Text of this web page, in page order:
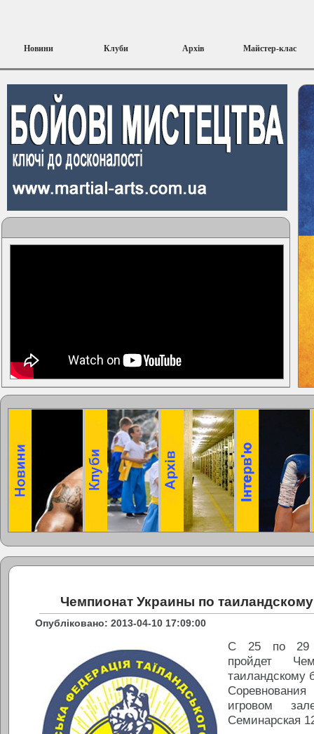
Новини Клуби Архів Майстер-клас
Чемпионат Украины по
Опубліковано: 2013-04-10 17:09:00
C 25 по 29
пройдет
таиландскому
игровом
Семинарская